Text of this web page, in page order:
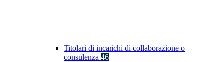
Titolari di incarichi di collaborazione o
consulenza 46